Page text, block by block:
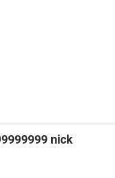
nick